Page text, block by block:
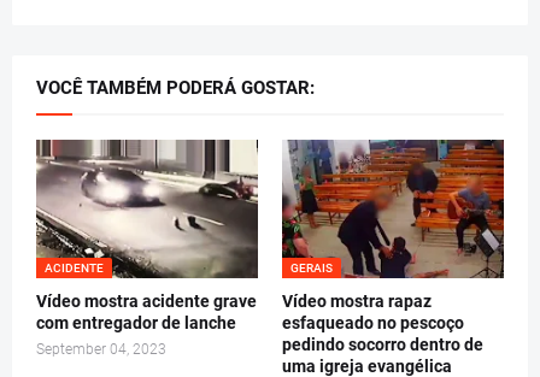
VOCÊ TAMBÉM PODERÁ GOSTAR:
ACIDENTE
Vídeo mostra acidente grave
com entregador de lanche
September 04, 2023
GERAIS
Vídeo mostra rapaz
esfaqueado no pescoço
pedindo socorro dentro de
uma igreja evangélica